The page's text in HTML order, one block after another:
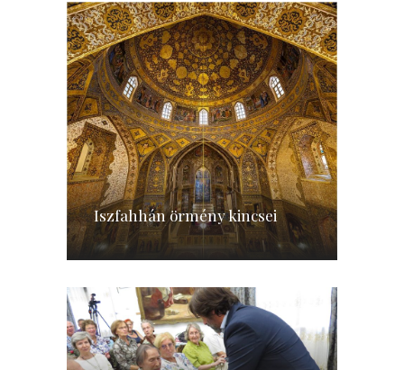
Iszfahhán örmény kincsei